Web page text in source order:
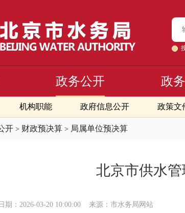
政务公开
机构职能 政府信息公开 政策文
政
开 > 财政预决算 > 局属单位预决算
北京市供水
日期：2026-03-20 10:00:00 来源：市水务局网站